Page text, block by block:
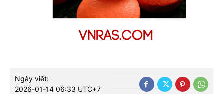
Ngày viết:
2026-01-14 06:33 UTC+7